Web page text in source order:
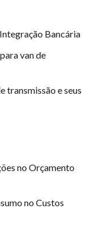
Bancária
van de
transmissão e seus
no Orçamento
no Custos